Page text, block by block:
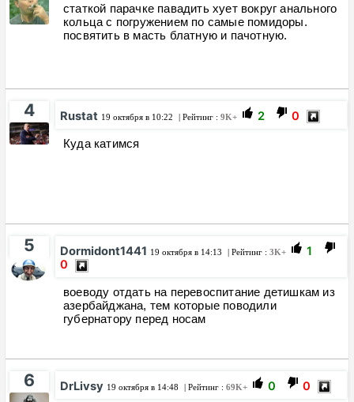
статкой парачке павадить хует вокруг анального
кольца с погружением по самые помидоры.
посвятить в масть блатную и пачотную.
4 Rustat 19 октября в 10:22 | Рейтинг : 9K+ 2 0
Куда катимся
5 Dormidont1441 19 октября в 14:13 | Рейтинг : 3K+
1
0
воеводу отдать на перевоспитание детишкам из
азербайджана, тем которые поводили
губернатору перед носам
6 DrLivsy 19 октября в 14:48 | Рейтинг : 69K+ 0 0